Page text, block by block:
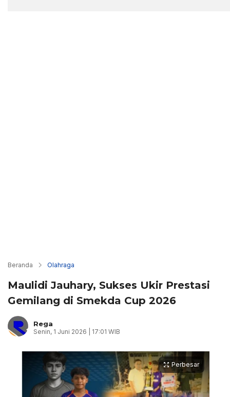
Beranda Olahraga
Maulidi Jauhary, Sukses Ukir Prestasi
Gemilang di Smekda Cup 2026
Rega
Senin, 1 Juni 2026 | 17:01 WIB
Perbesar